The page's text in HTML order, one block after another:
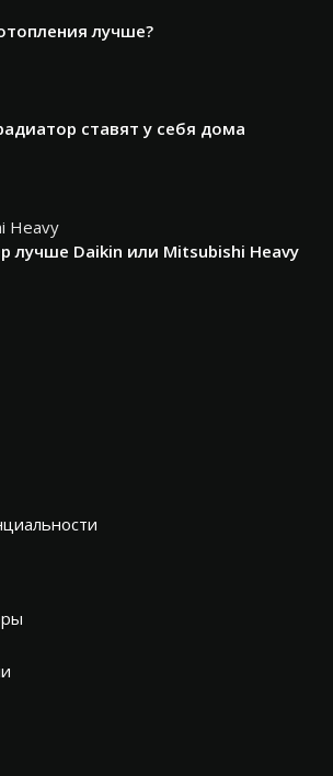
лучше?
ставят у себя дома
лучше Daikin или Mitsubishi Heavy